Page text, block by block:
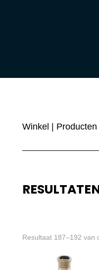
Winkel |
Resultaat 187–192 van